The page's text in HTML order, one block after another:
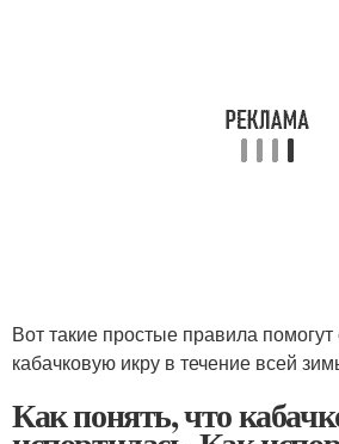
Вот такие простые правила
кабачковую икру в течение всей
Как понять, что